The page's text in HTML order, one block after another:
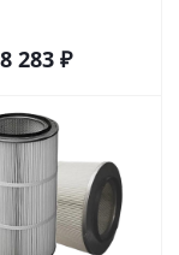
8 283 ₽